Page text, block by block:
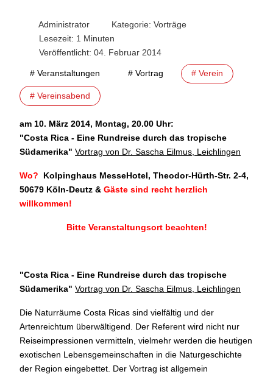
Administrator Kategorie: Vorträge
Lesezeit: 1 Minuten
Veröffentlicht: 04. Februar 2014
# Veranstaltungen # Vortrag # Verein
# Vereinsabend
am 10. März 2014, Montag, 20.00 Uhr:
"Costa Rica - Eine Rundreise durch das tropische
Südamerika" Vortrag von Dr. Sascha Eilmus, Leichlingen
Wo?
Kolpinghaus MesseHotel, Theodor-Hürth-Str. 2-4,
50679 Köln-Deutz & Gäste sind recht herzlich
willkommen!
Bitte Veranstaltungsort beachten!
"Costa Rica - Eine Rundreise durch das tropische
Südamerika" Vortrag von Dr. Sascha Eilmus, Leichlingen
Die Naturräume Costa Ricas sind vielfältig und der
Artenreichtum überwältigend. Der Referent wird nicht nur
Reiseimpressionen vermitteln, vielmehr werden die heutigen
exotischen Lebensgemeinschaften in die Naturgeschichte
der Region eingebettet. Der Vortrag ist allgemein